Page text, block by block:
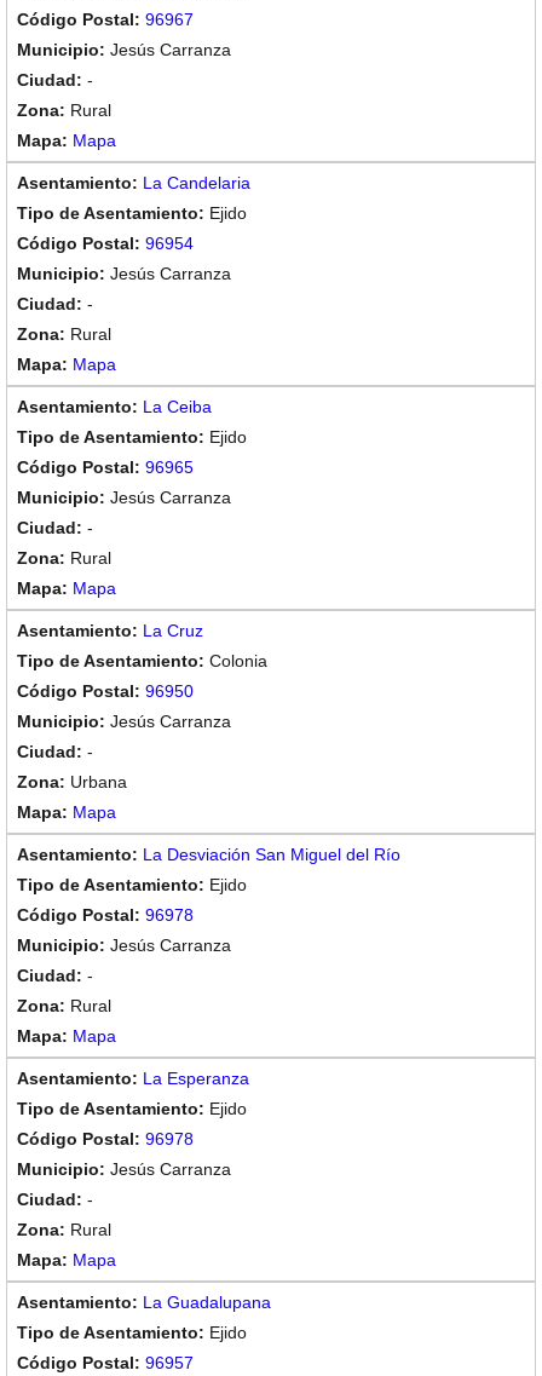
96967
Jesús Carranza
-
Rural
Mapa
La Candelaria
Ejido
96954
Jesús Carranza
-
Rural
Mapa
La Ceiba
Ejido
96965
Jesús Carranza
-
Rural
Mapa
La Cruz
Colonia
96950
Jesús Carranza
-
Urbana
Mapa
La Desviación San Miguel del Río
Ejido
96978
Jesús Carranza
-
Rural
Mapa
La Esperanza
Ejido
96978
Jesús Carranza
-
Rural
Mapa
La Guadalupana
Ejido
96957